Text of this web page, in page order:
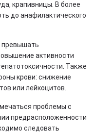
крапивницы. В более
до анафилактического
превышать
активности
Также
крови: снижение
или лейкоцитов.
проблемы с
предрасположенности
следовать